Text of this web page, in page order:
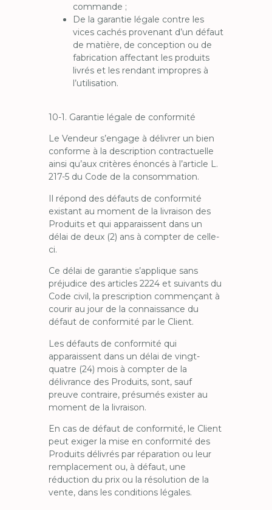
commande ;
De la garantie légale contre les
vices cachés provenant d’un défaut
de matière, de conception ou de
fabrication affectant les produits
livrés et les rendant impropres à
l’utilisation.
10-1. Garantie légale de conformité
Le Vendeur s’engage à délivrer un bien
conforme à la description contractuelle
ainsi qu’aux critères énoncés à l’article L.
217-5 du Code de la consommation.
Il répond des défauts de conformité
existant au moment de la livraison des
Produits et qui apparaissent dans un
délai de deux (2) ans à compter de celle-
ci.
Ce délai de garantie s’applique sans
préjudice des articles 2224 et suivants du
Code civil, la prescription commençant à
courir au jour de la connaissance du
défaut de conformité par le Client.
Les défauts de conformité qui
apparaissent dans un délai de vingt-
quatre (24) mois à compter de la
délivrance des Produits, sont, sauf
preuve contraire, présumés exister au
moment de la livraison.
En cas de défaut de conformité, le Client
peut exiger la mise en conformité des
Produits délivrés par réparation ou leur
remplacement ou, à défaut, une
réduction du prix ou la résolution de la
vente, dans les conditions légales.